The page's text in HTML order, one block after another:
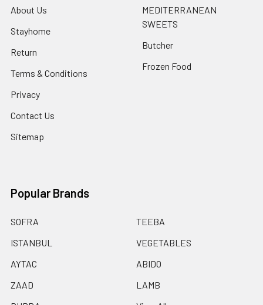
About Us
Stayhome
Return
Terms & Conditions
Privacy
Contact Us
Sitemap
MEDITERRANEAN
SWEETS
Butcher
Frozen Food
Popular Brands
SOFRA
ISTANBUL
AYTAC
ZAAD
TEEBA
VEGETABLES
ABIDO
LAMB